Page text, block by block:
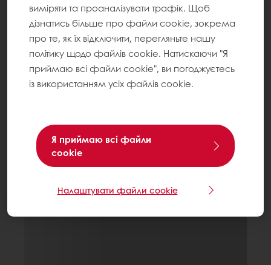
виміряти та проаналізувати трафік. Щоб
дізнатись більше про файли cookie, зокрема
про те, як їх відключити, перегляньте нашу
політику щодо файлів cookie. Натискаючи "Я
приймаю всі файли cookie", ви погоджуєтесь
із використанням усіх файлів cookie.
Я приймаю всі файли
cookie
Налаштувати файли cookie